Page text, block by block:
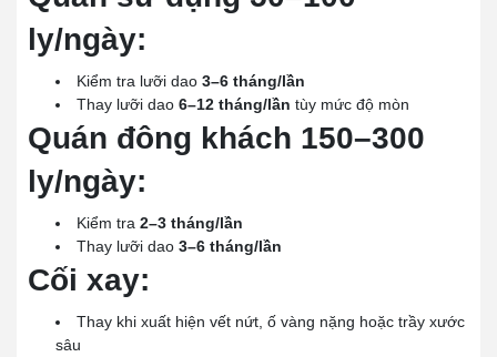
ly/ngày:
Kiểm tra lưỡi dao 3–6 tháng/lần
Thay lưỡi dao 6–12 tháng/lần tùy mức độ mòn
Quán đông khách 150–300
ly/ngày:
Kiểm tra 2–3 tháng/lần
Thay lưỡi dao 3–6 tháng/lần
Cối xay:
Thay khi xuất hiện vết nứt, ố vàng nặng hoặc trầy xước
sâu